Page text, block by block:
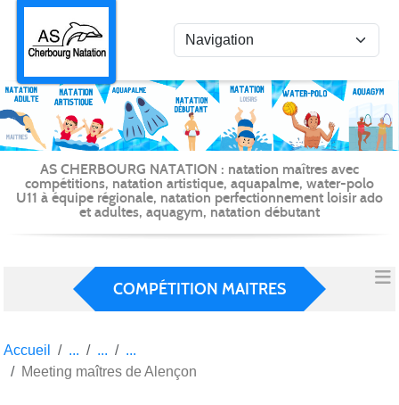
AS CHERBOURG NATATION : natation maîtres avec
compétitions, natation artistique, aquapalme, water-polo
U11 à équipe régionale, natation perfectionnement loisir ado
et adultes, aquagym, natation débutant
COMPÉTITION MAITRES
Accueil
Meeting maîtres de Alençon
Panneau de gestion des cookies